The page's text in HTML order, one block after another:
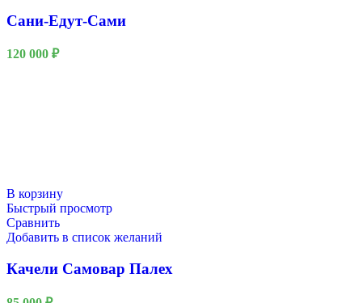
Сани-Едут-Сами
120 000 ₽
В корзину
Быстрый просмотр
Сравнить
Добавить в список желаний
Качели Самовар Палех